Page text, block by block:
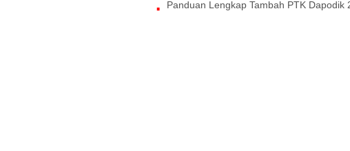
Panduan Lengkap Tambah PTK Dapodik